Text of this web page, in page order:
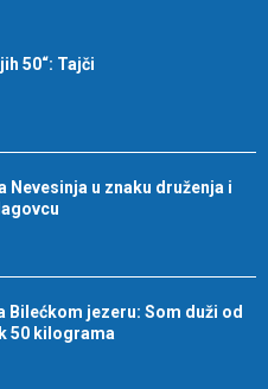
50“: Tajči
Nevesinja u znaku druženja i
Bilećkom jezeru: Som duži od
50 kilograma